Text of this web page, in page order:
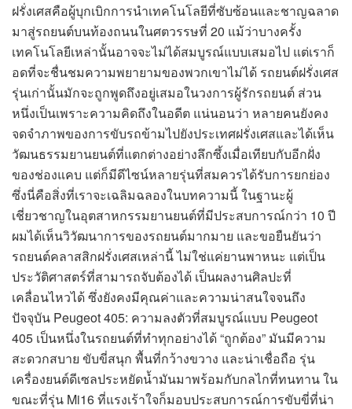
ฝรั่งเศสคือผู้บุกเบิกการนำเทคโนโลยีที่ซับซ้อนและชาญฉลาด
มาสู่รถยนต์บนท้องถนนในศตวรรษที่ 20 แม้ว่าบางครั้ง
เทคโนโลยีเหล่านั้นอาจจะไม่ได้สมบูรณ์แบบเสมอไป แต่เราก็
อดที่จะชื่นชมความพยายามของพวกเขาไม่ได้ รถยนต์ฝรั่งเศส
รุ่นเก่านั้นมักจะถูกพูดถึงอยู่เสมอในวงการผู้รักรถยนต์ ส่วน
หนึ่งเป็นเพราะความคิดถึงในอดีต แน่นอนว่า หลายคนยังคง
จดจำภาพของการขับรถข้ามไปยังประเทศฝรั่งเศสและได้เห็น
วัฒนธรรมยานยนต์ที่แตกต่างอย่างลึกซึ้งเมื่อเทียบกับอีกฝั่ง
ของช่องแคบ แต่ก็มีดีไซน์หลายรุ่นที่สมควรได้รับการยกย่อง
ซึ่งนี่คือสิ่งที่เราจะเฉลิมฉลองในบทความนี้ ในฐานะผู้
เชี่ยวชาญในอุตสาหกรรมยานยนต์ที่มีประสบการณ์กว่า 10 ปี
ผมได้เห็นวิวัฒนาการของรถยนต์มากมาย และขอยืนยันว่า
รถยนต์คลาสสิกฝรั่งเศสเหล่านี้ ไม่ใช่แค่ยานพาหนะ แต่เป็น
ประวัติศาสตร์ที่สามารถจับต้องได้ เป็นผลงานศิลปะที่
เคลื่อนไหวได้ ซึ่งยังคงมีคุณค่าและความน่าสนใจจนถึง
ปัจจุบัน Peugeot 405: ความลงตัวที่สมบูรณ์แบบ Peugeot
405 เป็นหนึ่งในรถยนต์ที่ทำทุกอย่างได้ “ถูกต้อง” มันมีความ
สะดวกสบาย ขับขี่สนุก พื้นที่กว้างขวาง และน่าเชื่อถือ รุ่น
เครื่องยนต์ดีเซลประหยัดน้ำมันมาพร้อมกับกลไกที่ทนทาน ใน
ขณะที่รุ่น Mi16 ที่แรงเร้าใจก็มอบประสบการณ์การขับขี่ที่น่า